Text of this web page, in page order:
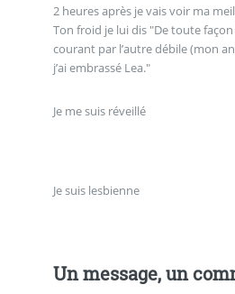
2 heures après je vais voir ma
Ton froid je lui dis "De toute
courant par l’autre débile (mon
j’ai embrassé Lea."
Je me suis réveillé
Je suis lesbienne
Un message, un